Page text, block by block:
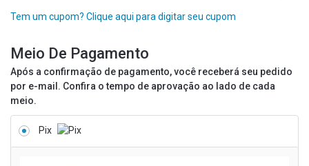
Tem um cupom? Clique aqui para digitar seu cupom
Meio De Pagamento
Após a confirmação de pagamento, você receberá seu pedido
por e-mail. Confira o tempo de aprovação ao lado de cada
meio.
Pix